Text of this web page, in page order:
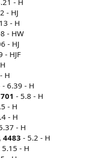
- HJ
- H
- HW
- HJ
- HJF
H
- 6.39 - H
- 5.8 - H
- H
- H
- H
4483 - 5.2 - H
5.15 - H